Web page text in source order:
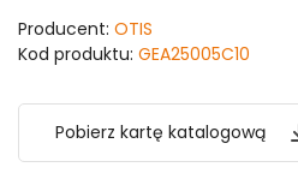
Producent: OTIS
Kod produktu: GEA25005C10
Pobierz kartę katalogową